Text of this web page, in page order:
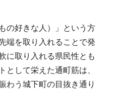
の好きな人）」という方
端を取り入れることで発
に取り入れる県民性とも
として栄えた通町筋は、
わう城下町の目抜き通り